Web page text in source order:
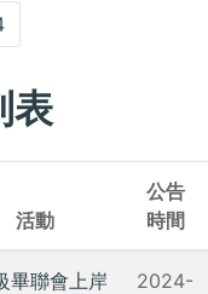
表
活動
公告
時間
畢聯會上岸
2024-